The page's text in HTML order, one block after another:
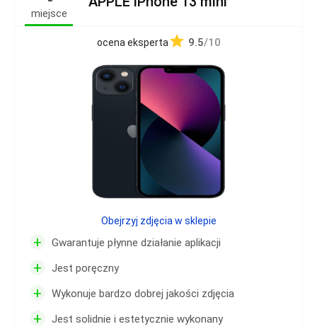
miejsce
ocena eksperta 9.5/10
+ Gwarantuje płynne działanie aplikacji
+ Jest poręczny
+ Wykonuje bardzo dobrej jakości zdjęcia
+ Jest solidnie i estetycznie wykonany
Obejrzyj zdjęcia w sklepie